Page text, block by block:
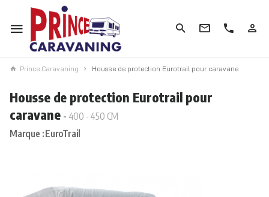
Prince Caravaning Housse de protection Eurotrail pour caravane
Housse de protection Eurotrail pour
caravane
400 - 450 CM
Marque : EuroTrail